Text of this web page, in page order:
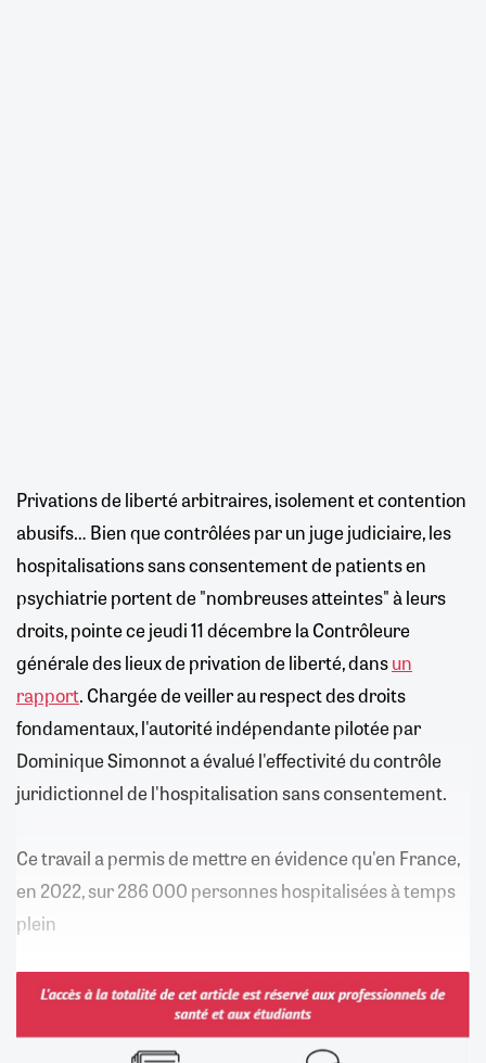
Privations de liberté arbitraires, isolement et contention
abusifs… Bien que contrôlées par un juge judiciaire, les
hospitalisations sans consentement de patients en
psychiatrie portent de "nombreuses atteintes" à leurs
droits, pointe ce jeudi 11 décembre la Contrôleure
générale des lieux de privation de liberté, dansun
rapport. Chargée de veiller au respect des droits
fondamentaux, l'autorité indépendante pilotée par
Dominique Simonnot a évalué l'effectivité du contrôle
juridictionnel de l'hospitalisation sans consentement.
Ce travail a permis de mettre en évidence qu'en France,
en 2022, sur 286 000 personnes hospitalisées à temps
plein